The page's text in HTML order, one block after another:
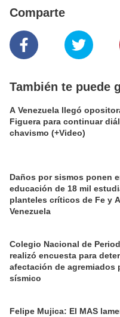
Comparte
También te puede
A Venezuela llegó
Figuera para continuar
chavismo (+Video)
Daños por sismos ponen
educación de 18 mil
planteles críticos de Fe y
Venezuela
Colegio Nacional de
realizó encuesta para
afectación de agremiados
sísmico
Felipe Mujica: El MAS